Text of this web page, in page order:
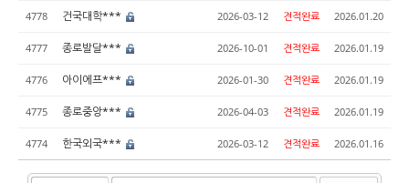
4778 건국대학*** 2026-03-12 견적완료 2026.01.20
4777 종로발달*** 2026-10-01 견적완료 2026.01.19
4776 아이에프*** 2026-01-30 견적완료 2026.01.19
4775 종로중앙*** 2026-04-03 견적완료 2026.01.19
4774 한국외국*** 2026-03-12 견적완료 2026.01.16